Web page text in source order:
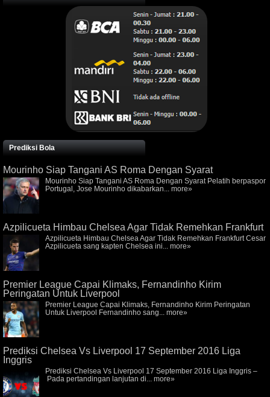
Prediksi Bola
Mourinho Siap Tangani AS Roma Dengan Syarat
Mourinho Siap Tangani AS Roma Dengan Syarat Pelatih berpaspor
Portugal, Jose Mourinho dikabarkan... more»
Azpilicueta Himbau Chelsea Agar Tidak Remehkan Frankfurt
Azpilicueta Himbau Chelsea Agar Tidak Remehkan Frankfurt Cesar
Azpilicueta sang kapten Chelsea ini... more»
Premier League Capai Klimaks, Fernandinho Kirim
Peringatan Untuk Liverpool
Premier League Capai Klimaks, Fernandinho Kirim Peringatan
Untuk Liverpool Fernandinho sang... more»
Prediksi Chelsea Vs Liverpool 17 September 2016 Liga
Inggris
Prediksi Chelsea Vs Liverpool 17 September 2016 Liga Inggris –
Pada pertandingan lanjutan di... more»